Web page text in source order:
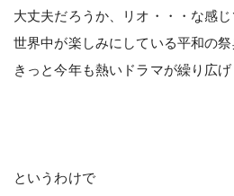
大丈夫だろうか、リオ・・・な感
世界中が楽しみにしている平和の祭
きっと今年も熱いドラマが繰り広げ
というわけで